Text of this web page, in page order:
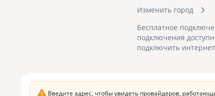
Изменить город
Бесплатное
подключения
подключить
Введите адрес, чтобы увидеть провайдеров,